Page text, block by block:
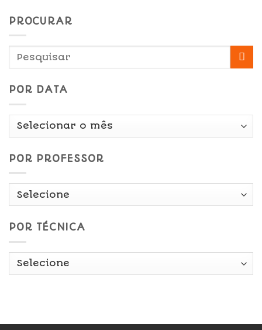
PROCURAR
POR DATA
Por
POR PROFESSOR
POR TÉCNICA